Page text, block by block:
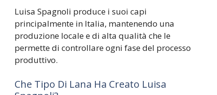
Luisa Spagnoli produce i suoi capi
principalmente in Italia, mantenendo una
produzione locale e di alta qualità che le
permette di controllare ogni fase del processo
produttivo.
Che Tipo Di Lana Ha Creato Luisa